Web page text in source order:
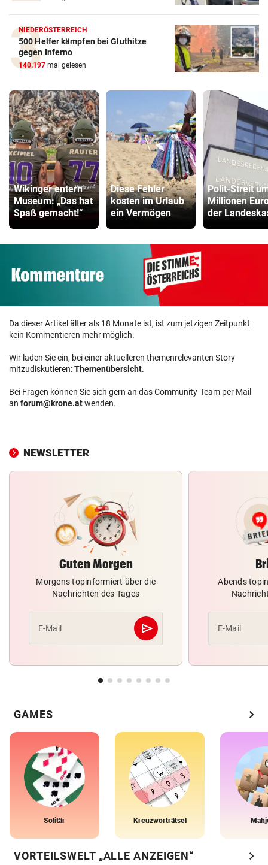
NIEDERÖSTERREICH
500 Helfer kämpfen bei Gluthitze
gegen Inferno
140.197 mal gelesen
Wikinger entern
Museum: „Das hat
Spaß gemacht!“
Diese Fehler
kosten im Urlaub
ein Vermögen
Polit-Streit
Millionen
der
Da dieser Artikel älter als 18 Monate ist, ist zum jetzigen Zeitpunkt
kein Kommentieren mehr möglich.
Wir laden Sie ein, bei einer aktuelleren themenrelevanten Story
mitzudiskutieren:Themenübersicht.
Bei Fragen können Sie sich gern an das Community-Team per Mail
an forum@krone.atwenden.
NEWSLETTER
Guten Morgen
Morgens topinformiert über die
Nachrichten des Tages
E-Mail send
Abschicken
Abends
E-Mail
GAMES chevron_right
Solitär Kreuzworträtsel
VORTEILSWELT „ALLE ANZEIGEN“ chevron_right